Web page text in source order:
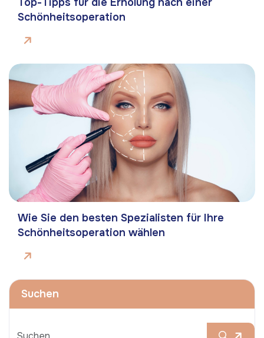
Schönheitsoperation
Wie Sie den besten Spezialisten für Ihre
Schönheitsoperation wählen
Suchen